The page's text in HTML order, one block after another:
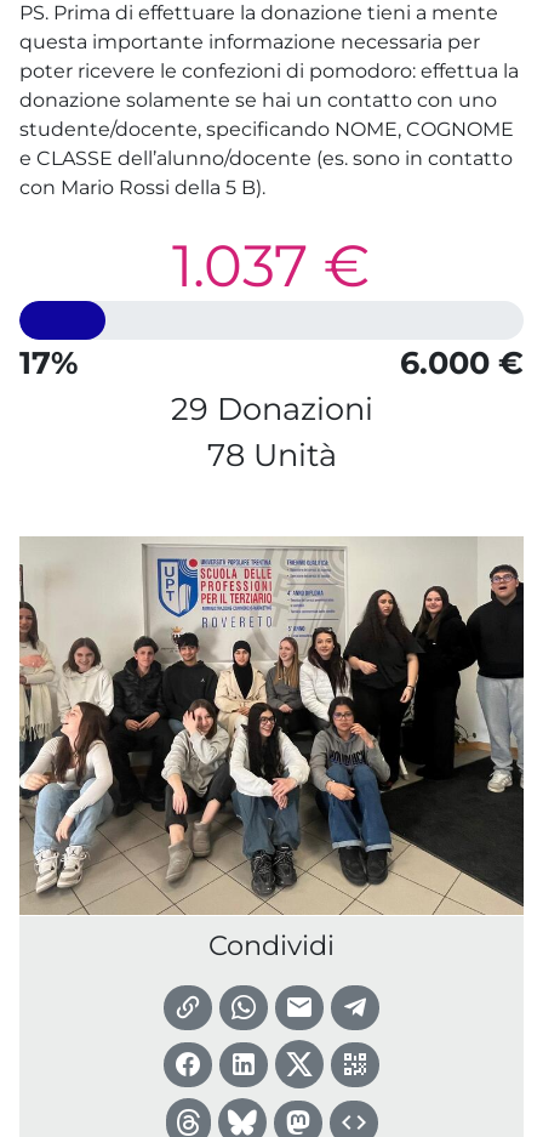
PS. Prima di effettuare la donazione tieni a mente
questa importante informazione necessaria per
poter ricevere le confezioni di pomodoro: effettua la
donazione solamente se hai un contatto con uno
studente/docente, specificando NOME, COGNOME
e CLASSE dell’alunno/docente (es. sono in contatto
con Mario Rossi della 5 B).
1.037 €
17%
6.000 €
29 Donazioni
78 Unità
Condividi